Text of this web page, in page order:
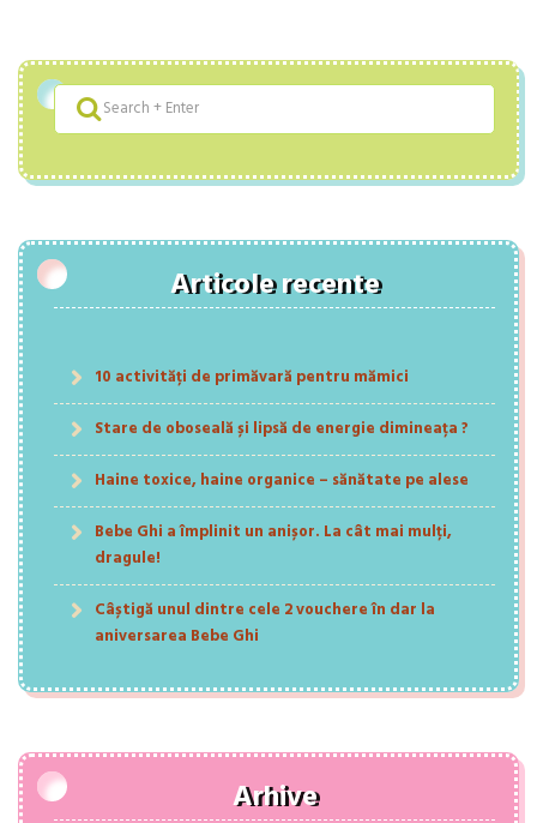
Articole recente
10 activități de primăvară pentru mămici
Stare de oboseală și lipsă de energie dimineața ?
Haine toxice, haine organice – sănătate pe alese
Bebe Ghi a împlinit un anișor. La cât mai mulți,
dragule!
Câștigă unul dintre cele 2 vouchere în dar la
aniversarea Bebe Ghi
Arhive